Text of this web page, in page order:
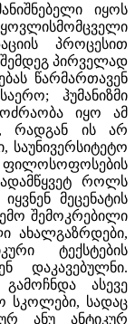
იყოს
პროცესით
შემდეგ პირველად
წარმართავენ
ჰუმანიზმი
იყო ამ
რადგან ის არ
როლს
მეცენატის
შემოკრებილი
ახალგაზრდები,
ტექსტების
დაკავებულნი.
ასევე
სკოლები, სადაც
ანუ ანტიკურ